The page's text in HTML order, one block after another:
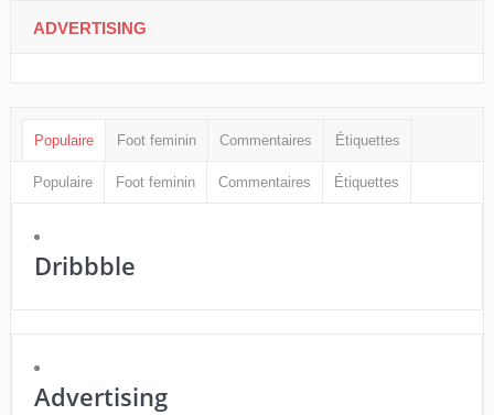
ADVERTISING
Populaire Foot feminin Commentaires Étiquettes
Populaire Foot feminin Commentaires Étiquettes
Dribbble
Advertising